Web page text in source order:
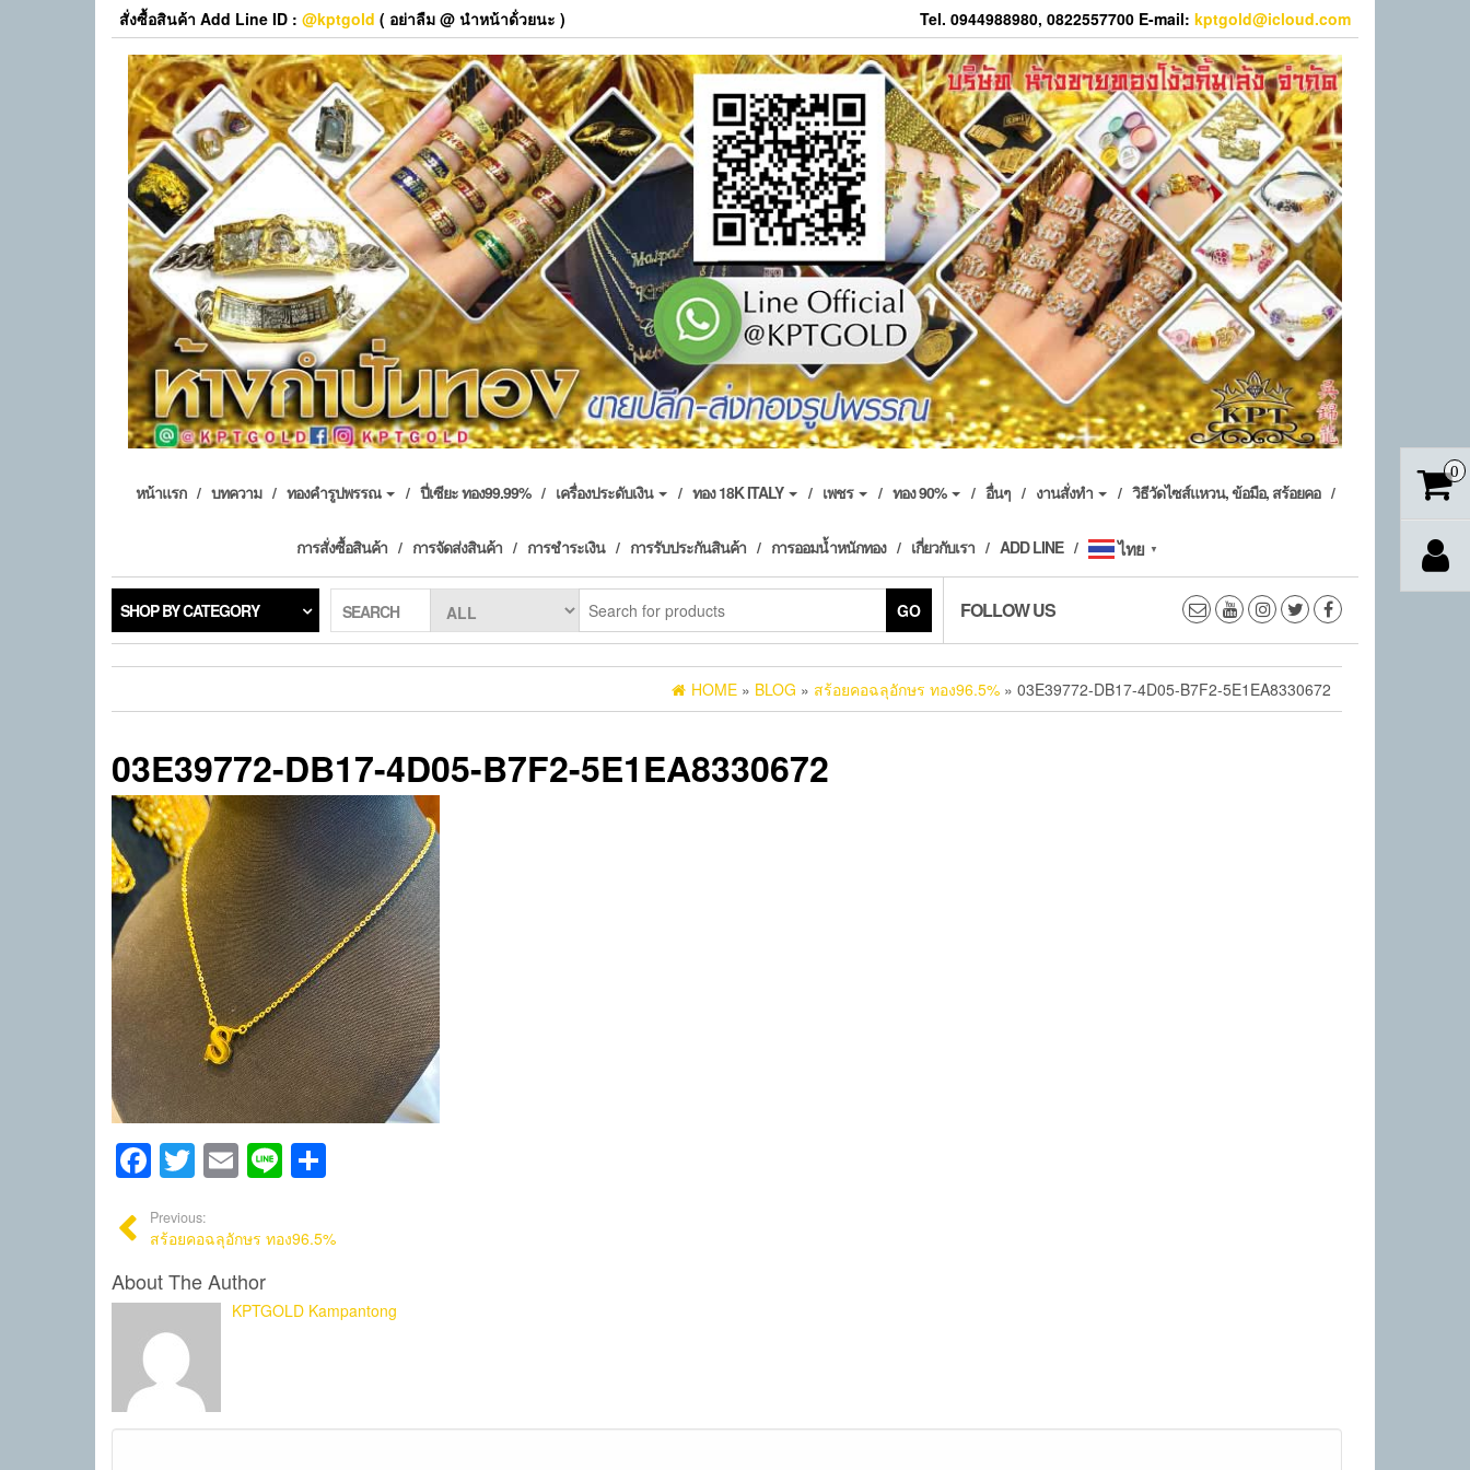
สั่งซื้อสินค้า Add Line ID : @kptgold ( อย่าลืม @ นำหน้าด้่วยนะ ) Tel. 0944988980, 0822557700 E-mail: kptgold@icloud.com
หน้าแรก บทความ ทองคำรูปพรรณ ปี่เซียะ ทอง99.99% เครื่องประดับเงิน ทอง 18K ITALY เพชร ทอง 90% อื่นๆ งานสั่งทำ วิธีวัดไซส์แหวน, ข้อมือ, สร้อยคอ
การสั่งซื้อสินค้า การจัดส่งสินค้า การชำระเงิน การรับประกันสินค้า การออมน้ำหนักทอง เกี่ยวกับเรา ADD LINE ไทย ▼
SHOP BY CATEGORY SEARCH GO FOLLOW US
HOME » BLOG » สร้อยคอฉลุอักษร ทอง96.5% » 03E39772-DB17-4D05-B7F2-5E1EA8330672
03E39772-DB17-4D05-B7F2-5E1EA8330672
Facebook
Twitter
Email
Line
Previous:
สร้อยคอฉลุอักษร ทอง96.5%
About The Author
KPTGOLD Kampantong
0